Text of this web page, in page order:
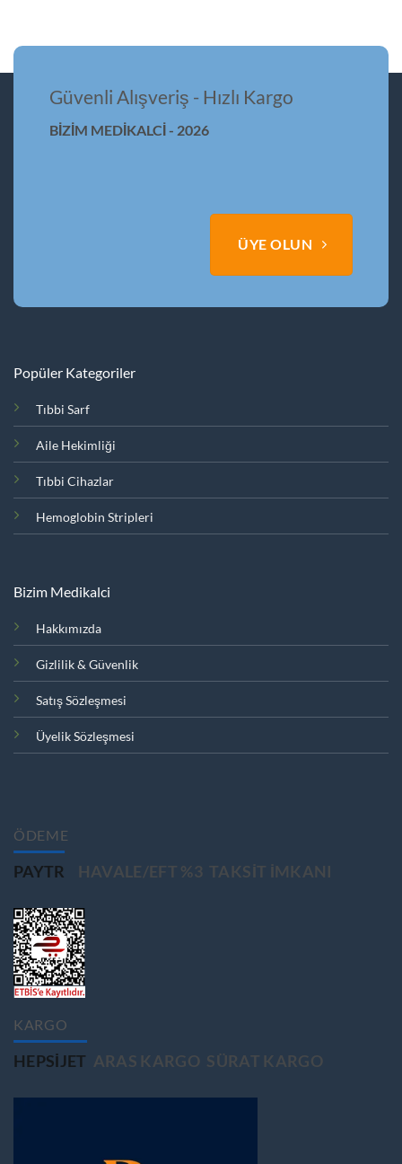
Güvenli Alışveriş - Hızlı Kargo
BİZİM MEDİKALCİ - 2026
ÜYE OLUN
Popüler Kategoriler
Tıbbi Sarf
Aile Hekimliği
Tıbbi Cihazlar
Hemoglobin Stripleri
Bizim Medikalci
Hakkımızda
Gizlilik & Güvenlik
Satış Sözleşmesi
Üyelik Sözleşmesi
ÖDEME
PAYTR HAVALE/EFT %3 TAKSIT IMKANI
KARGO
HEPSIJET ARAS KARGO SÜRAT KARGO